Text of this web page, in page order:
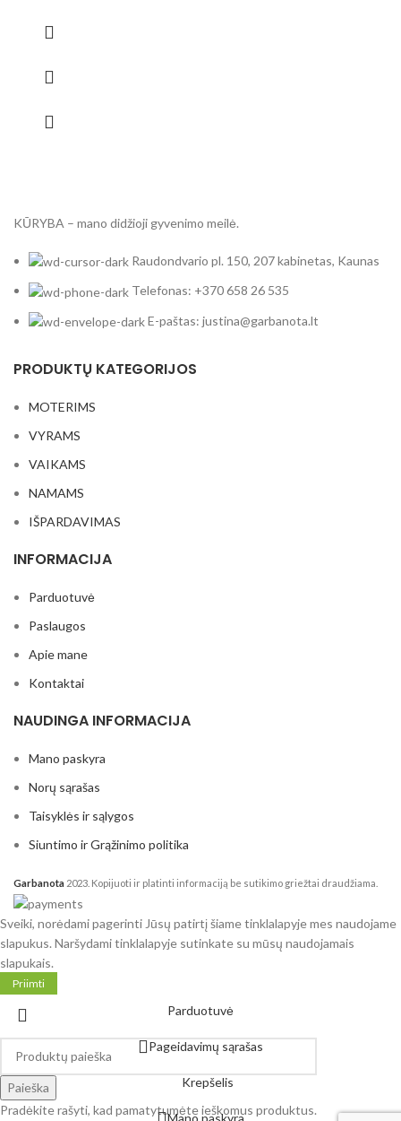
KŪRYBA – mano didžioji gyvenimo meilė.
Raudondvario pl. 150, 207 kabinetas, Kaunas
Telefonas: +370 658 26 535
E-paštas: justina@garbanota.lt
PRODUKTŲ KATEGORIJOS
MOTERIMS
VYRAMS
VAIKAMS
NAMAMS
IŠPARDAVIMAS
INFORMACIJA
Parduotuvė
Paslaugos
Apie mane
Kontaktai
NAUDINGA INFORMACIJA
Mano paskyra
Norų sąrašas
Taisyklės ir sąlygos
Siuntimo ir Grąžinimo politika
Garbanota 2023. Kopijuoti ir platinti informaciją be sutikimo griežtai draudžiama.
Sveiki, norėdami pagerinti Jūsų patirtį šiame tinklalapyje mes naudojame
slapukus. Naršydami tinklalapyje sutinkate su mūsų naudojamais
slapukais.
Priimti
Paieška
Pradėkite rašyti, kad pamatytumėte ieškomus produktus.
Parduotuvė
Pageidavimų sąrašas
Krepšelis
Mano paskyra